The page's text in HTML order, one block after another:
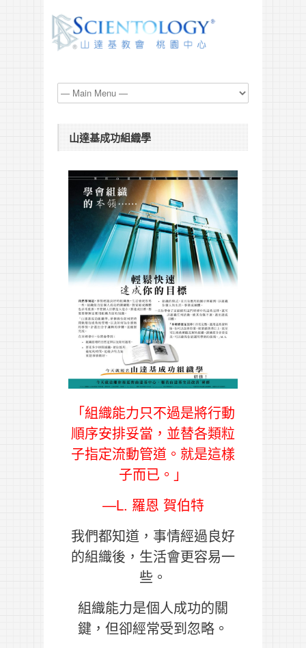
山達基成功組織學
「組織能力只不過是將行動
順序安排妥當，並替各類粒
子指定流動管道。就是這樣
子而已。」
—L. 羅恩 賀伯特
我們都知道，事情經過良好
的組織後，生活會更容易一
些。
組織能力是個人成功的關
鍵，但卻經常受到忽略。